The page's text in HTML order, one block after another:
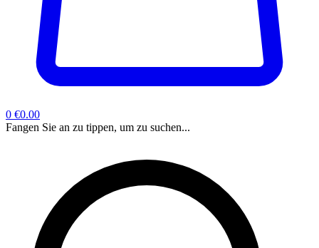
0 €0.00
Fangen Sie an zu tippen, um zu suchen...